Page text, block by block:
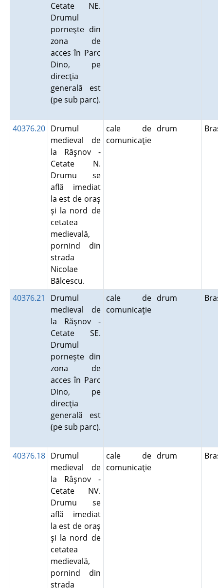
Cetate NE.
Drumul
porneşte din
zona de
acces în Parc
Dino, pe
direcţia
generală est
(pe sub parc).
40376.20 Drumul
medieval de
la Răşnov -
Cetate N.
Drumu se
află imediat
la est de oraş
şi la nord de
cetatea
medievală,
pornind din
strada
Nicolae
Bălcescu.
cale de
comunicaţie
drum
40376.21
Drumul
medieval de
la Răşnov -
Cetate SE.
Drumul
porneşte din
zona de
acces în Parc
Dino, pe
direcţia
generală est
(pe sub parc).
cale de
comunicaţie
drum
40376.18 Drumul
medieval de
la Râşnov -
Cetate NV.
Drumu se
află imediat
la est de oraş
şi la nord de
cetatea
medievală,
pornind din
strada
cale de
comunicaţie
drum